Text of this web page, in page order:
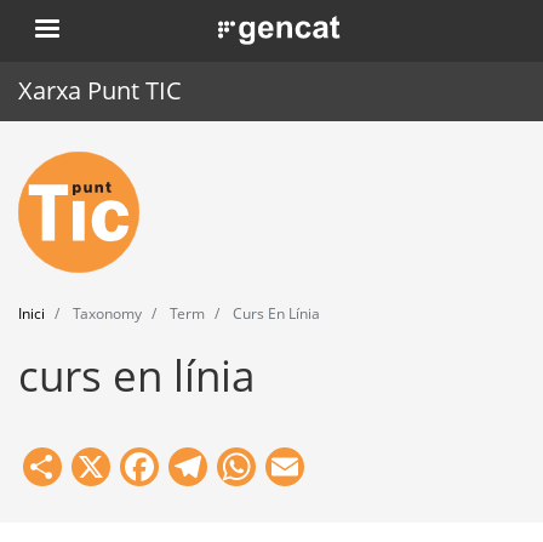
Vés
al
. Obre en una nova finestra.
Xarxa Punt TIC
Inici
Punt TIC
Actualitat
Agenda
Formació
Eines
Inici Taxonomy Term Curs En Línia
curs en línia
Share
X Facebook
Telegram
WhatsApp